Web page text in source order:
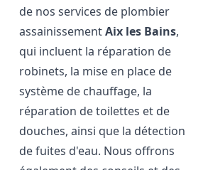
de nos services de plombier
assainissementAix les Bains,
qui incluent la réparation de
robinets, la mise en place de
système de chauffage, la
réparation de toilettes et de
douches, ainsi que la détection
de fuites d'eau. Nous offrons